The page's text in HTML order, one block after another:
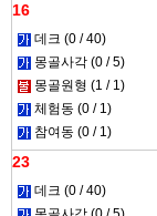
16
데크 (0 / 40)
몽골사각 (0 / 5)
몽골원형 (1 / 1)
체험동 (0 / 1)
참여동 (0 / 1)
23
데크 (0 / 40)